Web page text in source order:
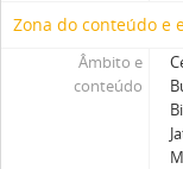
Zona do conteúdo e
Âmbito e
conteúdo